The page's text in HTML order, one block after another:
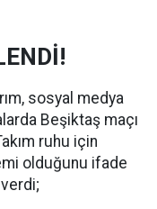
sosyal medya
Beşiktaş maçı
ruhu için
olduğunu ifade
verdi;